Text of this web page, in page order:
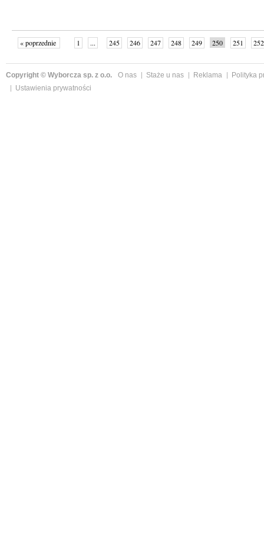
« poprzednie 1 ... 245 246 247 248 249 250 251
252
Copyright © Wyborcza sp. z o.o. O nas Staże u nas Reklama
Polityka
Ustawienia prywatności